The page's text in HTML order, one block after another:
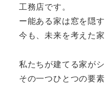
工務店です。
ー能ある家は窓を隠
今も、未来を考えた家
私たちが建てる家が
その一つひとつの要